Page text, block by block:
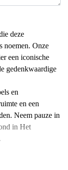
deze
noemen. Onze
een iconische
gedenkwaardige
en
en een
Neem pauze in
in Het